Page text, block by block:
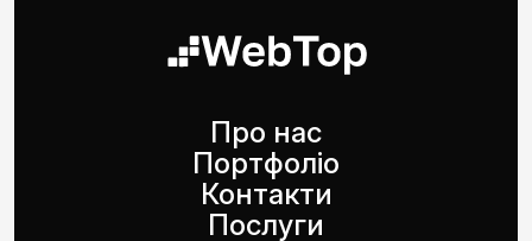
Про нас
Портфоліо
Контакти
Послуги